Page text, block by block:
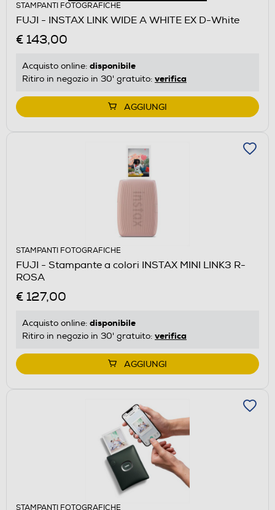
STAMPANTI FOTOGRAFICHE
FUJI - INSTAX LINK WIDE A WHITE EX D-White
€ 143,00
Acquisto online: disponibile
Ritiro in negozio in 30' gratuito: verifica
AGGIUNGI
STAMPANTI FOTOGRAFICHE
FUJI - Stampante a colori INSTAX MINI LINK3 R-
ROSA
€ 127,00
Acquisto online: disponibile
Ritiro in negozio in 30' gratuito: verifica
AGGIUNGI
STAMPANTI FOTOGRAFICHE